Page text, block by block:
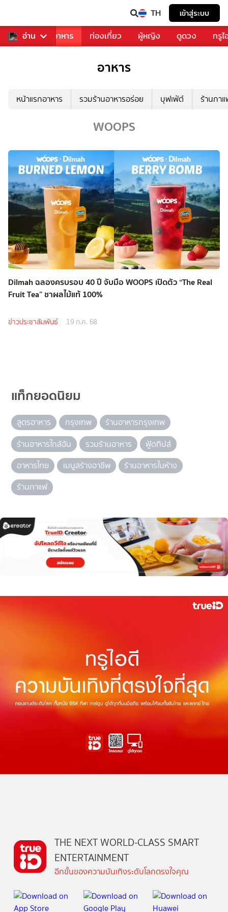
TH เข้าสู่ระบบ
อ่าน
การเพลง อาหาร ท่องเที่ยว ผู้หญิง ดูดวง ทรู
อาหาร
หน้าแรกอาหาร รวมร้านอาหารอร่อย บุฟเฟ่ต์ ร้านกา
WOOPS
Dilmah ฉลองครบรอบ 40 ปี จับมือ WOOPS เปิดตัว “The Real
Fruit Tea” ชาผลไม้แท้ 100%
ข่าวประชาสัมพันธ์ 19 ก.ค. 68
แท็กยอดนิยม
สูตรอาหาร กรุงเทพ
ร้านอาหารกรุงเทพ
ร้านอาหารใกล้ฉัน
รวมร้านอาหาร
ฟู้ดทิปส์
อาหารไทย
เมนูสร้างอาชีพ
ร้านอาหารในห้าง
ร้านกาแฟ
THE NEXT WORLD-CLASS SMART
ENTERTAINMENT
อีกขั้นของความบันเทิงระดับโลกตรงใจคุณ